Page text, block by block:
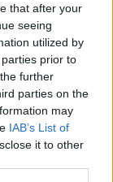
that after your
seeing
utilized by
prior to
further
parties on the
may
IAB’s List of
it to other
jól látszik: a
termékét
letakarták.
van, míg a